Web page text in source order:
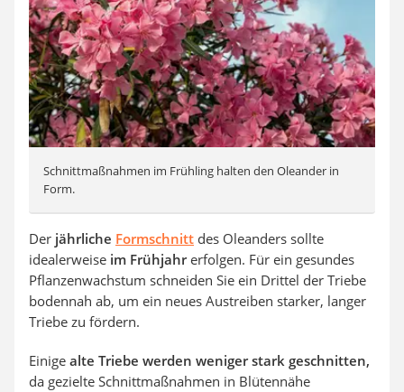
Schnittmaßnahmen im Frühling halten den Oleander in
Form.
Der jährliche Formschnitt des Oleanders sollte
idealerweise im Frühjahrerfolgen. Für ein gesundes
Pflanzenwachstum schneiden Sie ein Drittel der Triebe
bodennah ab, um ein neues Austreiben starker, langer
Triebe zu fördern.
Einige alte Triebe werden weniger stark geschnitten,
da gezielte Schnittmaßnahmen in Blütennähe